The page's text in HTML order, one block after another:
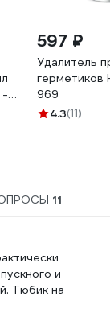
-
597 ₽
Удалитель
герметиков
969
4.3(11)
11
и
Тюбик на